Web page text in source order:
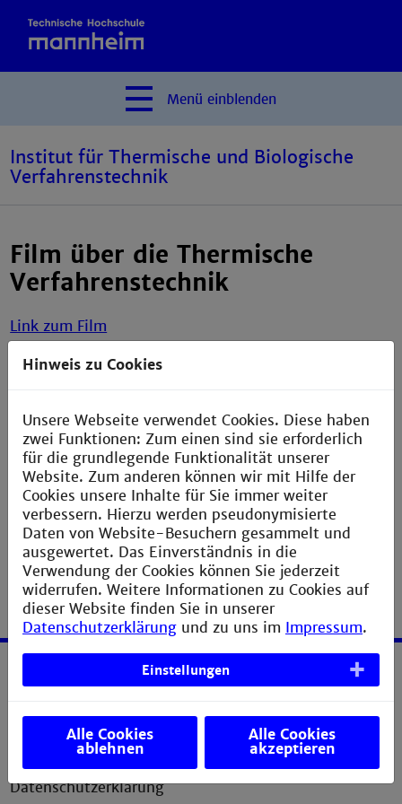
Menü einblenden
Institut für Thermische und Biologische
Verfahrenstechnik
Film über die Thermische
Verfahrenstechnik
Link zum Film
Fotos auf dieser Seite und im Film: pixabay bzw.
Institut für Thermische und Biologische
Verfahrenstechnik
Service
Impressum
Erklärung zur Barrierefreiheit
Datenschutzerklärung
Hinweis zu Cookies
Unsere Webseite verwendet Cookies. Diese haben
zwei Funktionen: Zum einen sind sie erforderlich
für die grundlegende Funktionalität unserer
Website. Zum anderen können wir mit Hilfe der
Cookies unsere Inhalte für Sie immer weiter
verbessern. Hierzu werden pseudonymisierte
Daten von Website-Besuchern gesammelt und
ausgewertet. Das Einverständnis in die
Verwendung der Cookies können Sie jederzeit
widerrufen. Weitere Informationen zu Cookies auf
dieser Website finden Sie in unserer
Datenschutzerklärung und zu uns im Impressum.
Einstellungen
Alle Cookies
ablehnen
Alle Cookies
akzeptieren